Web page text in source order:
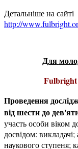
Детальніше на сайті
http://
Для
Fulbright
Проведення
від шести до
участь особи віком
досвідом:
наукового ступеня;